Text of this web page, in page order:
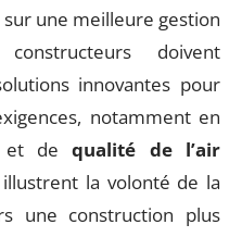
une meilleure gestion
doivent
innovantes pour
notamment en
et dequalité de l’air
la volonté de la
une construction plus